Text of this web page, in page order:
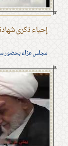
إحياء ذكرى
مجلس عزاء بحضور